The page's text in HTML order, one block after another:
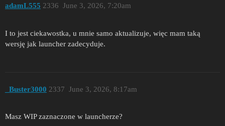
adamL555 June 3, 2026, 7:20am
2336
I to jest ciekawostka, u mnie samo aktualizuje, więc mam taką
wersję jak launcher zadecyduje.
_Buster3000 June 3, 2026, 8:17am
2337
Masz WIP zaznaczone w launcherze?